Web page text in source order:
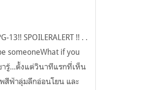
SPOILERALERT !! . .
someoneWhat if you
ารู้...ตั้งแต่วินาทีแรกที่เห็น
สีฟ้าลุ่มลึกอ่อนโยน และ